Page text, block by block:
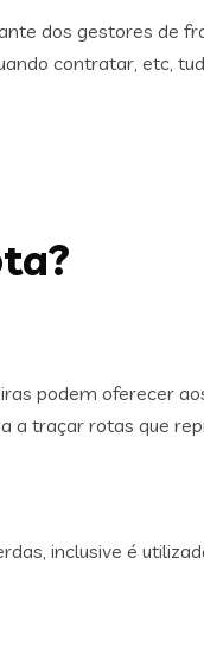
dos gestores de
contratar, etc,
podem oferecer
a traçar rotas que
inclusive é